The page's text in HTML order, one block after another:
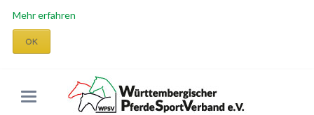
Mehr erfahren
OK